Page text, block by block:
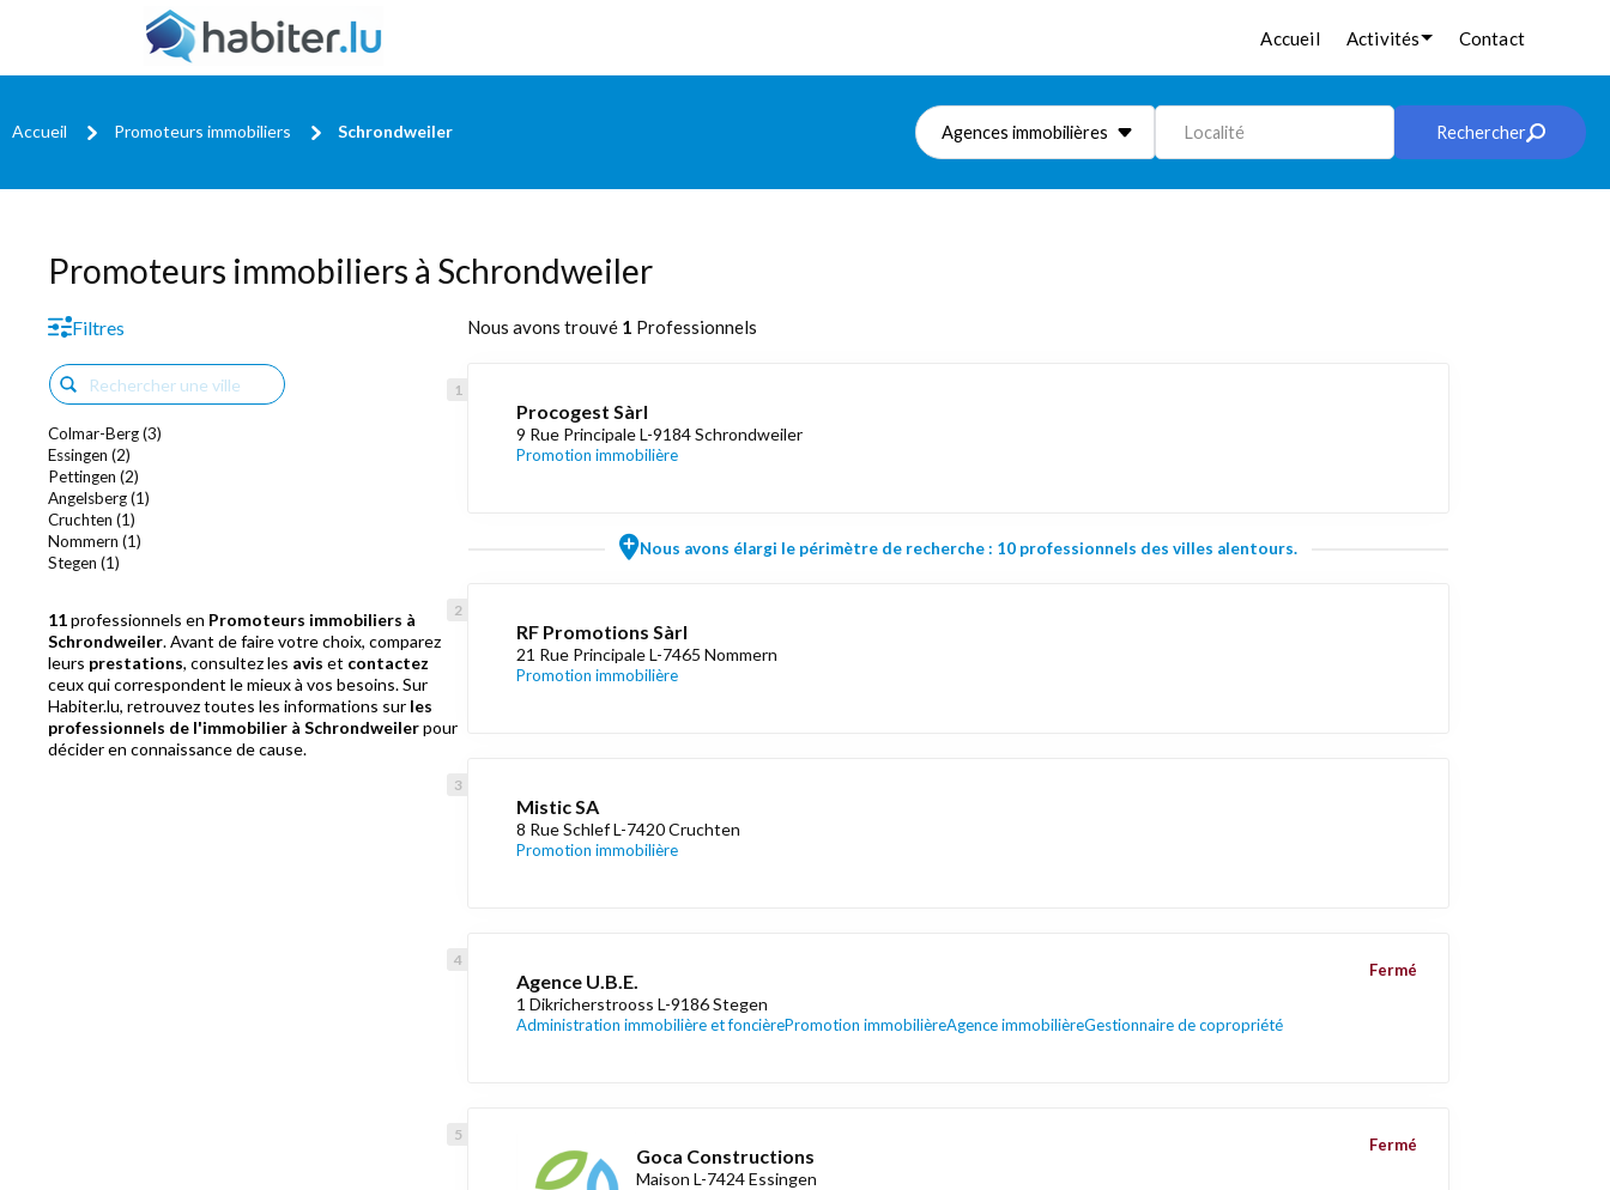
Accueil Activités Contact
Accueil Promoteurs immobiliers Schrondweiler Agences immobilières Localité Rechercher
Promoteurs immobiliers à Schrondweiler
Filtres
Colmar-Berg (3)
Essingen (2)
Pettingen (2)
Angelsberg (1)
Cruchten (1)
Nommern (1)
Stegen (1)
11professionnels en Promoteurs immobiliers à
Schrondweiler. Avant de faire votre choix, comparez
leurs prestations, consultez les avis et contactez
ceux qui correspondent le mieux à vos besoins. Sur
Habiter.lu, retrouvez toutes les informations sur les
professionnels de l'immobilier à Schrondweilerpour
décider en connaissance de cause.
Nous avons trouvé 1 Professionnels
Procogest Sàrl
9 Rue Principale L-9184 Schrondweiler
Promotion immobilière
Nous avons élargi le périmètre de recherche : 10 professionnels des villes alentours.
RF Promotions Sàrl
21 Rue Principale L-7465 Nommern
Promotion immobilière
Mistic SA
8 Rue Schlef L-7420 Cruchten
Promotion immobilière
Agence U.B.E.
1 Dikricherstrooss L-9186 Stegen
Administration immobilière et foncièrePromotion immobilièreAgence immobilièreGestionnaire de copropriété
Fermé
Goca Constructions
Maison L-7424 Essingen
Fermé